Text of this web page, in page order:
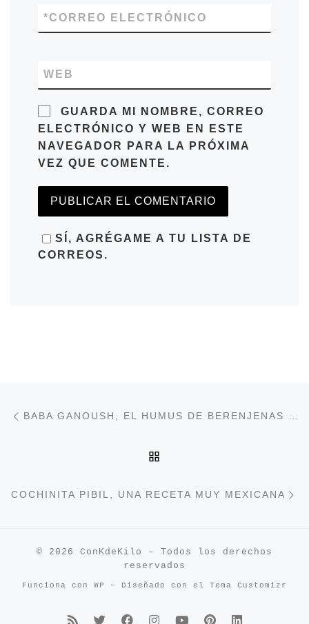
CORREO ELECTRÓNICO
*
WEB
GUARDA MI NOMBRE, CORREO
ELECTRÓNICO Y WEB EN ESTE
NAVEGADOR PARA LA PRÓXIMA
VEZ QUE COMENTE.
SÍ, AGRÉGAME A TU LISTA DE
CORREOS.
Navegación de entradas
COCHINITA PIBIL, UNA RECETA MUY MEXICANA
© 2026 ConKdeKilo
– Todos los derechos
reservados
Funciona con WP – Diseñado con el Tema Customizr